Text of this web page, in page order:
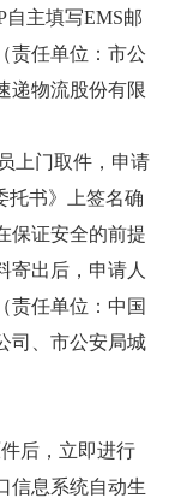
自主填写EMS邮
责任单位：市公
递物流股份有限
上门取件，申请
托书》上签名确
保证安全的前提
寄出后，申请人
责任单位：中国
司、市公安局城
后，立即进行
信息系统自动生